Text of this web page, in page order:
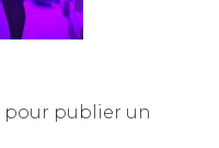
pour publier un